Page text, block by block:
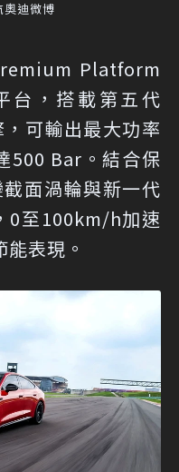
迪微博
Platform
台，搭載第五代
可輸出最大功率
500 Bar。結合保
面渦輪與新一代
0至100km/h加速
表現。